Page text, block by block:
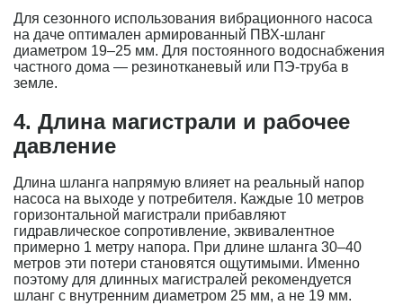
Для сезонного использования вибрационного насоса
на даче оптимален армированный ПВХ-шланг
диаметром 19–25 мм. Для постоянного водоснабжения
частного дома — резинотканевый или ПЭ-труба в
земле.
4. Длина магистрали и рабочее
давление
Длина шланга напрямую влияет на реальный напор
насоса на выходе у потребителя. Каждые 10 метров
горизонтальной магистрали прибавляют
гидравлическое сопротивление, эквивалентное
примерно 1 метру напора. При длине шланга 30–40
метров эти потери становятся ощутимыми. Именно
поэтому для длинных магистралей рекомендуется
шланг с внутренним диаметром 25 мм, а не 19 мм.